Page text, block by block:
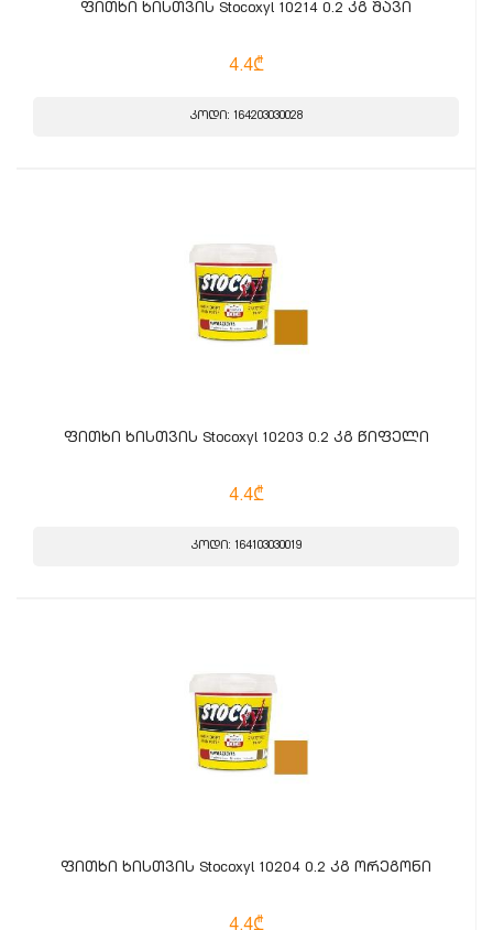
ფითხი ხისთვის Stocoxyl 10214 0.2 კგ შავი
4.4₾
კოდი: 164203030028
ფითხი ხისთვის Stocoxyl 10203 0.2 კგ წიფელი
4.4₾
კოდი: 164103030019
ფითხი ხისთვის Stocoxyl 10204 0.2 კგ ორეგონი